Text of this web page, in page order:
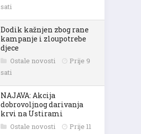
sati
Dodik kažnjen zbog rane
kampanje i zloupotrebe
djece
Ostale novosti
Prije 9
sati
NAJAVA: Akcija
dobrovoljnog darivanja
krvi na Ustirami
Ostale novosti
Prije 11